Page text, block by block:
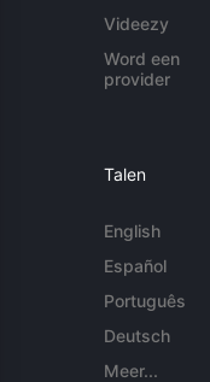
Videezy
Word een
provider
Talen
English
Español
Português
Deutsch
Meer...